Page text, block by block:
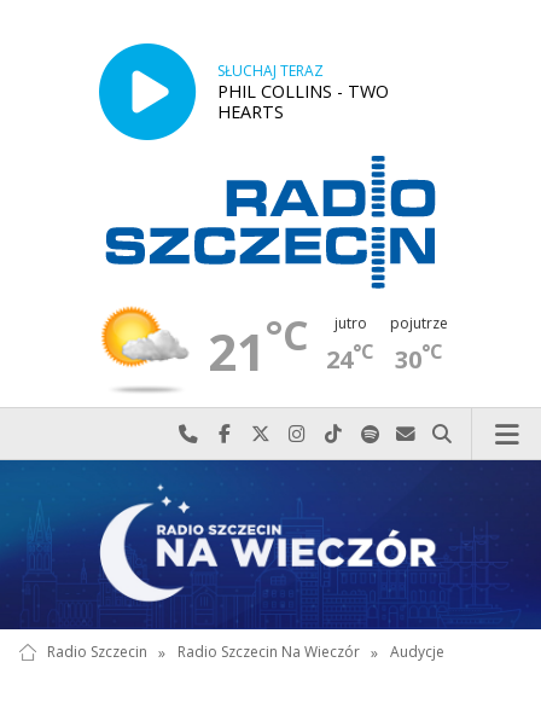
SŁUCHAJ TERAZ
PHIL COLLINS - TWO
HEARTS
21°C jutro
24°C
pojutrze
30°C
Najlepiej po prostu do nas zadzwoń
Odwiedź nas na Facebook-u
Odwiedź nas na X
Odwiedź nas na Instagram-ie
Odwiedź nas na TikTok-u
Szukaj nas na Spotify
Wyślij do nas
Szukaj
Radio Szczecin » Radio Szczecin Na Wieczór » Audycje